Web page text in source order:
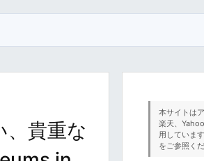
、貴重な
本サイトは
楽天、
用していま
をご参照くだ